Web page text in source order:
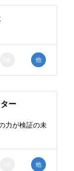
他
ー
力が検証の未
他